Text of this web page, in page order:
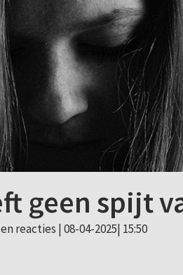
geen spijt
reacties | 08-04-2025| 15:50